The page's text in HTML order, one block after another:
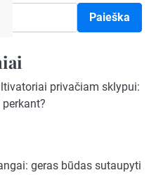
Paieška
privačiam sklypui:
geras būdas sutaupyti